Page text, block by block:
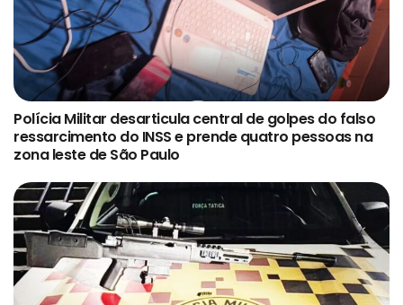
Polícia Militar desarticula central de golpes do falso
ressarcimento do INSS e prende quatro pessoas na
zona leste de São Paulo